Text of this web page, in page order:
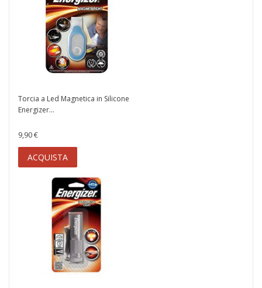
Torcia a Led Magnetica in Silicone
Energizer...
9,90 €
ACQUISTA